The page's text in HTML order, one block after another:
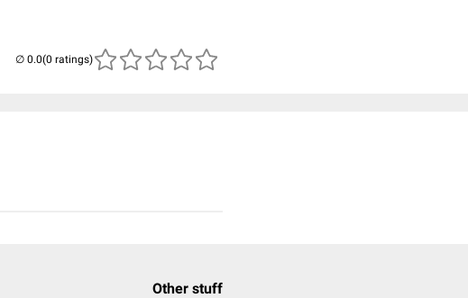
(0 ratings)
Other stuff